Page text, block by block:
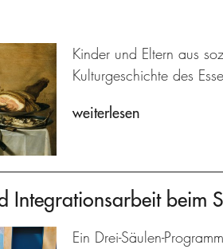
Kinder und Eltern aus
Kulturgeschichte des
weiterlesen
Integrationsarbeit beim
Ein Drei-Säulen-